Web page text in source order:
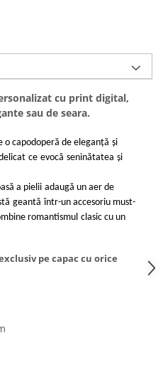
cu print digital,
sau de seara.
o capodoperă de eleganță și
ce evocă seninătatea și
a pielii adaugă un aer de
geantă într-un accesoriu must-
romantismul clasic cu un
pe capac cu orice